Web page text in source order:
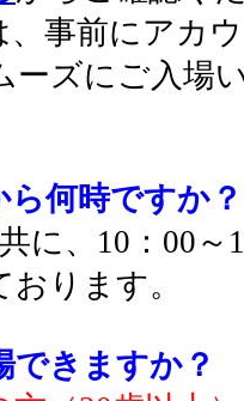
、事前にアカ
ーズにご入場
何時ですか？
に、10：00
ります。
できますか？